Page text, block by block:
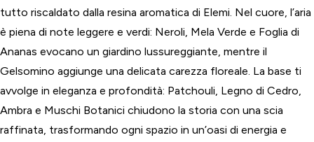
tutto riscaldato dalla resina aromatica di Elemi. Nel cuore, l’aria
è piena di note leggere e verdi: Neroli, Mela Verde e Foglia di
Ananas evocano un giardino lussureggiante, mentre il
Gelsomino aggiunge una delicata carezza floreale. La base ti
avvolge in eleganza e profondità: Patchouli, Legno di Cedro,
Ambra e Muschi Botanici chiudono la storia con una scia
raffinata, trasformando ogni spazio in un’oasi di energia e